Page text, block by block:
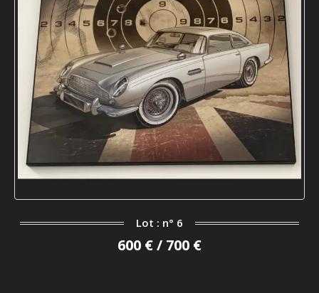
Lot : n° 6
600 € / 700 €